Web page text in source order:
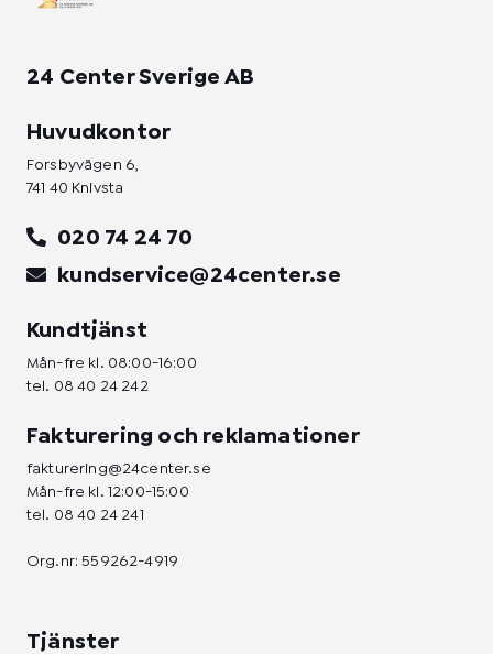
24 Center Sverige AB
Huvudkontor
Forsbyvägen 6,
741 40 Knivsta
020 74 24 70
kundservice@24center.se
Kundtjänst
Mån-fre kl. 08:00-16:00
tel. 08 40 24 242
Fakturering och reklamationer
fakturering@24center.se
Mån-fre kl. 12:00-15:00
tel. 08 40 24 241
Org.nr: 559262-4919
Tjänster